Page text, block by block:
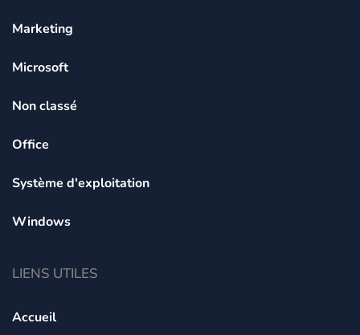
Marketing
Microsoft
Non classé
Office
Système d'exploitation
Windows
LIENS UTILES
Accueil